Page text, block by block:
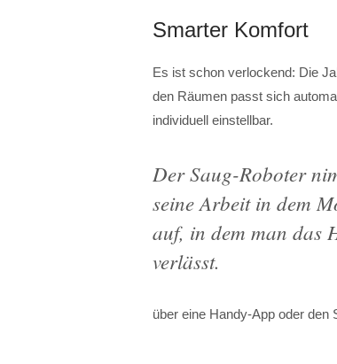
Smarter Komfort
Es ist schon verlockend: Die
den Räumen passt sich
individuell einstellbar.
Der Saug-Roboter
seine Arbeit in dem
auf, in dem man das
verlässt.
über eine Handy-App oder den